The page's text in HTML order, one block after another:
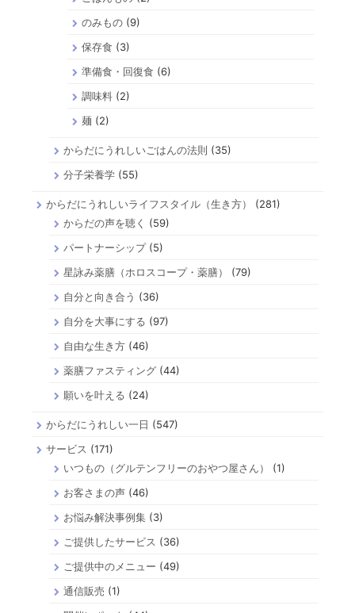
のみもの(9)
保存食 (3)
準備食・回復食 (6)
調味料(2)
麺 (2)
からだにうれしいごはんの法則 (35)
分子栄養学 (55)
からだにうれしいライフスタイル（生き方）
(281)
からだの声を聴く
(59)
パートナーシップ(5)
星詠み薬膳（ホロスコープ・薬膳）
(79)
自分と向き合う (36)
自分を大事にする (97)
自由な生き方 (46)
薬膳ファスティング (44)
願いを叶える (24)
からだにうれしい一日 (547)
サービス (171)
いつもの（グルテンフリーのおやつ屋さん）
(1)
お客さまの声 (46)
お悩み解決事例集 (3)
ご提供したサービス (36)
ご提供中のメニュー (49)
通信販売 (1)